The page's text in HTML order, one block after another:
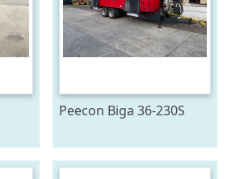
Peecon Biga 36-230S
2026)